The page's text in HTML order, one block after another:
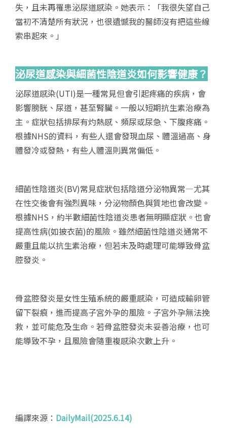
失，且未再罹患泌尿道感染。她表示：「我很失望自己
當初不清楚所有狀況，也很遺憾我的醫師沒有把這些線
索串起來。」
泌尿道感染與細菌性陰道炎如何影響健康？
泌尿道感染(UTI)是一種常見但會引起疼痛的疾病，會
影響膀胱、尿道，甚至腎臟。一般以短期抗生素治療為
主。症狀包括排尿有灼熱感、頻尿或尿急、下腹疼痛。
根據NHS的資料，有些人還會發現血尿、體溫過高、身
體發冷或發熱，有些人體溫則異常偏低。
細菌性陰道炎(BV)常見症狀包括陰道分泌物異常—尤其
在性交後會有強烈異味，分泌物顏色與質地也會改變。
根據NHS，約半數細菌性陰道炎患者無明顯症狀。也會
提高性病(如披衣菌)的風險。雖然細菌性陰道炎通常不
嚴重且能以抗生素治療，但若未及時處理可能導致骨盆
腔發炎。
骨盆腔發炎是女性生殖系統的嚴重感染，可造成輸卵管
留下裂痕，進而提高子宮外孕的風險。子宮外孕無法挽
救，並可能危及生命。若骨盆腔發炎未妥善治療，也可
能導致不孕，且風險會隨重複感染次數上升。
編譯來源： DailyMail(2025.6.14)